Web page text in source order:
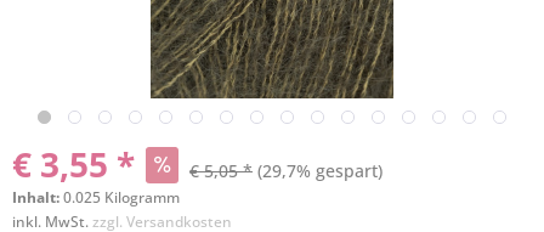
€ 3,55 * € 5,05 * (29,7% gespart)
Inhalt:0.025 Kilogramm
inkl. MwSt.zzgl. Versandkosten